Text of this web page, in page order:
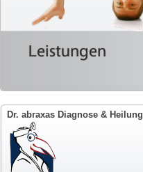
Leistungen
Dr. abraxas Diagnose & Heilung